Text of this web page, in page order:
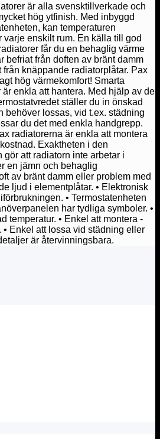
är alla svensktillverkade och
hög ytfinish. Med inbyggd
kan temperaturen
enskilt rum. En källa till god
får du en behaglig värme
befriat från doften av bränt damm
knäppande radiatorplåtar. Pax
hög värmekomfort! Smarta
enkla att hantera. Med hjälp av de
ställer du in önskad
behöver lossas, vid t.ex. städning
du det med enkla handgrepp.
radiatorerna är enkla att montera
Exaktheten i den
gör att radiatorn inte arbetar i
en jämn och behaglig
av bränt damm eller problem med
ljud i elementplåtar. • Elektronisk
• Termostatenheten
har tydliga symboler. •
temperatur. • Enkel att montera -
• Enkel att lossa vid städning eller
är återvinningsbara.